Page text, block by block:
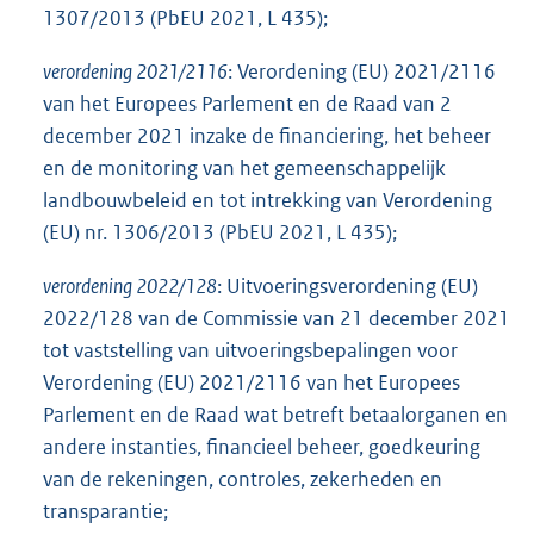
1307/2013 (PbEU 2021, L 435);
verordening 2021/2116: Verordening (EU) 2021/2116
van het Europees Parlement en de Raad van 2
december 2021 inzake de financiering, het beheer
en de monitoring van het gemeenschappelijk
landbouwbeleid en tot intrekking van Verordening
(EU) nr. 1306/2013 (PbEU 2021, L 435);
verordening 2022/128: Uitvoeringsverordening (EU)
2022/128 van de Commissie van 21 december 2021
tot vaststelling van uitvoeringsbepalingen voor
Verordening (EU) 2021/2116 van het Europees
Parlement en de Raad wat betreft betaalorganen en
andere instanties, financieel beheer, goedkeuring
van de rekeningen, controles, zekerheden en
transparantie;